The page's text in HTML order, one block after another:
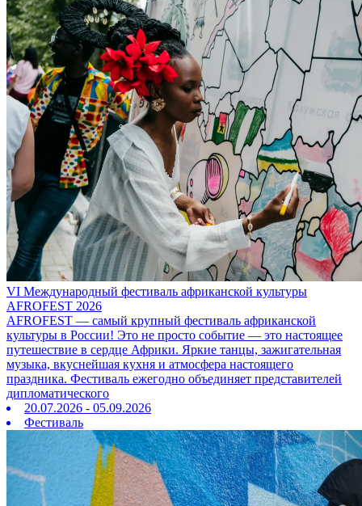
VI Международный фестиваль африканской культуры
AFROFEST 2026
AFROFEST — самый крупный фестиваль африканской
культуры в России! Это не просто событие — это настоящее
путешествие в сердце Африки. Яркие танцы, зажигательная
музыка, вкуснейшая кухня и атмосфера настоящего
праздника. Фестиваль ежегодно объединяет представителей
дипломатического
20.07.2026 - 05.09.2026
Фестиваль